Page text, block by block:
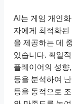
AI는 게임 개인
자에게 최적화된
을 제공하는 데
있습니다. 획일
플레이어의 성향
등을 분석하여
등을 동적으로